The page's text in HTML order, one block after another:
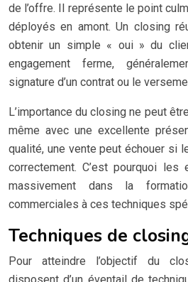
de l’offre. Il représente le point
déployés en amont. Un closing
obtenir un simple « oui » du
engagement ferme,
signature d’un contrat ou le
L’importance du closing ne peut
même avec une excellente
qualité, une vente peut échouer si
correctement. C’est pourquoi les
massivement dans la
commerciales à ces techniques
Techniques de
Pour atteindre l’objectif du